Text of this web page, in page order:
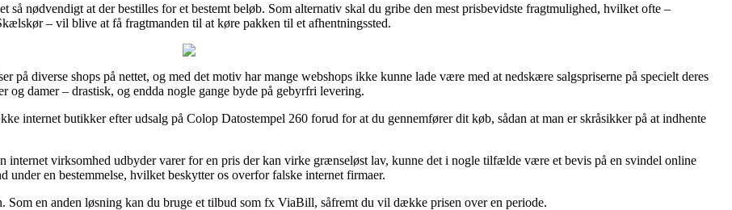
nødvendigt at der bestilles for et bestemt beløb. Som alternativ skal du gribe den mest prisbevidste fragtmulighed, hvilket ofte –
– vil blive at få fragtmanden til at køre pakken til et afhentningssted.
på diverse shops på nettet, og med det motiv har mange webshops ikke kunne lade være med at nedskære salgspriserne på specielt deres
damer – drastisk, og endda nogle gange byde på gebyrfri levering.
internet butikker efter udsalg på Colop Datostempel 260 forud for at du gennemfører dit køb, sådan at man er skråsikker på at indhente
virksomhed udbyder varer for en pris der kan virke grænseløst lav, kunne det i nogle tilfælde være et bevis på en svindel online
en bestemmelse, hvilket beskytter os overfor falske internet firmaer.
en anden løsning kan du bruge et tilbud som fx ViaBill, såfremt du vil dække prisen over en periode.